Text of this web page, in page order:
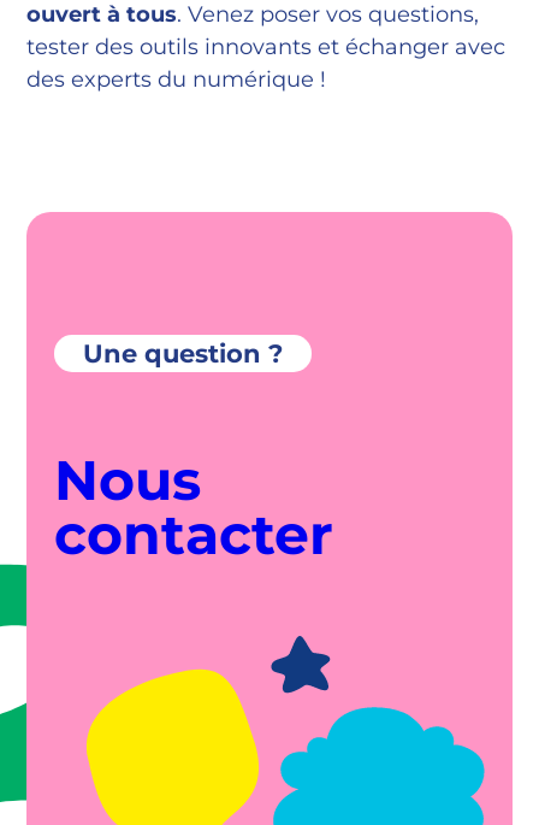
ouvert à tous. Venez poser vos questions,
tester des outils innovants et échanger avec
des experts du numérique !
Une question ?
Nous
contacter